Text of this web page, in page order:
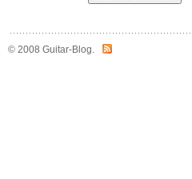
© 2008 Guitar-Blog.